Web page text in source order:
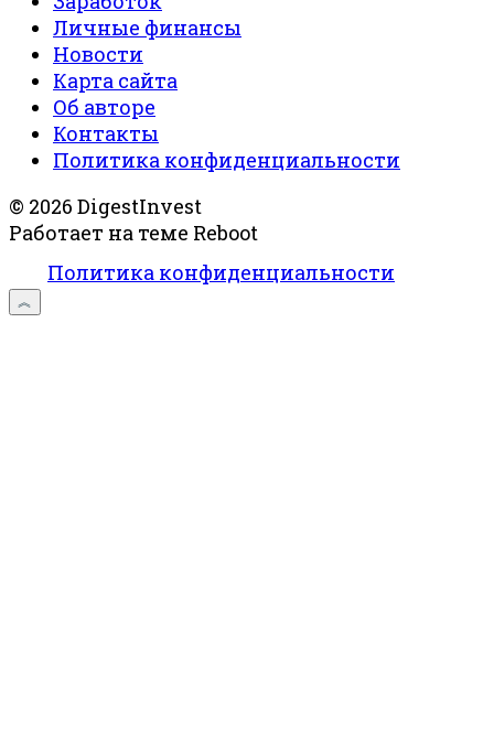
Личные финансы
Новости
Карта сайта
Об авторе
Контакты
Политика конфиденциальности
© 2026 DigestInvest
Работает на теме Reboot
Политика конфиденциальности